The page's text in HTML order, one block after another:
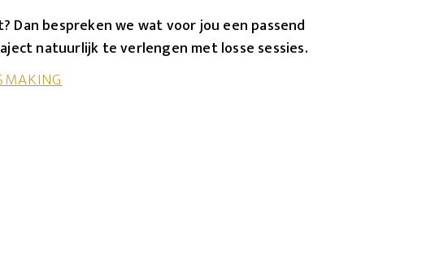
Dan bespreken we wat voor jou een passend
natuurlijk te verlengen met losse sessies.